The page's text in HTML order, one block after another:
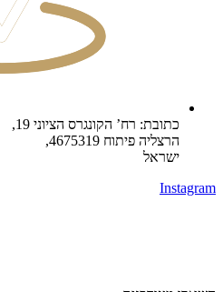
כתובת: רח’ הקונגרס הציוני 19,
הרצליה פיתוח 4675319,
ישראל
Instagram